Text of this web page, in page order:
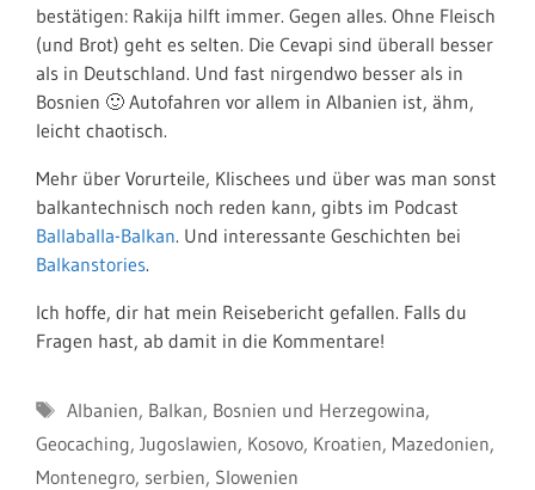
bestätigen: Rakija hilft immer. Gegen alles. Ohne Fleisch
(und Brot) geht es selten. Die Cevapi sind überall besser
als in Deutschland. Und fast nirgendwo besser als in
Bosnien 🙂 Autofahren vor allem in Albanien ist, ähm,
leicht chaotisch.
Mehr über Vorurteile, Klischees und über was man sonst
balkantechnisch noch reden kann, gibts im Podcast
Ballaballa-Balkan. Und interessante Geschichten bei
Balkanstories.
Ich hoffe, dir hat mein Reisebericht gefallen. Falls du
Fragen hast, ab damit in die Kommentare!
Schlagwörter
Albanien, Balkan, Bosnien und Herzegowina,
Geocaching, Jugoslawien, Kosovo, Kroatien, Mazedonien,
Montenegro, serbien, Slowenien